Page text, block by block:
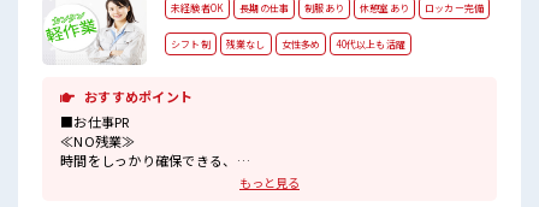
未経験者OK 長期の仕事 制服あり 休憩室あり ロッカー完備
シフト制 残業なし 女性多め 40代以上も活躍
おすすめポイント
■お仕事PR
≪NO残業≫
時間をしっかり確保できる、
もっと見る